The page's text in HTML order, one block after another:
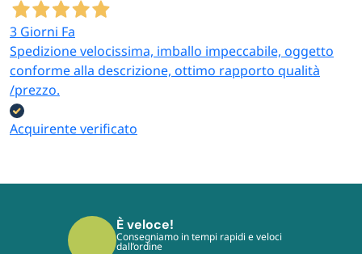
3 Giorni Fa
Spedizione velocissima, imballo impeccabile, oggetto
conforme alla descrizione, ottimo rapporto qualità
/prezzo.
Acquirente verificato
È sicuro!
I tuoi pagamenti sono protetti dai più
moderni protocolli